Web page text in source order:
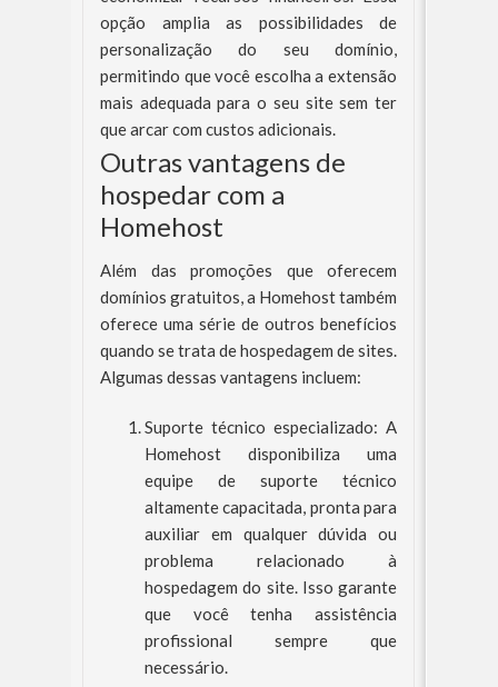
opção amplia as possibilidades de
personalização do seu domínio,
permitindo que você escolha a extensão
mais adequada para o seu site sem ter
que arcar com custos adicionais.
Outras vantagens de
hospedar com a
Homehost
Além das promoções que oferecem
domínios gratuitos, a Homehost também
oferece uma série de outros benefícios
quando se trata de hospedagem de sites.
Algumas dessas vantagens incluem:
Suporte técnico especializado: A
Homehost disponibiliza uma
equipe de suporte técnico
altamente capacitada, pronta para
auxiliar em qualquer dúvida ou
problema relacionado à
hospedagem do site. Isso garante
que você tenha assistência
profissional sempre que
necessário.